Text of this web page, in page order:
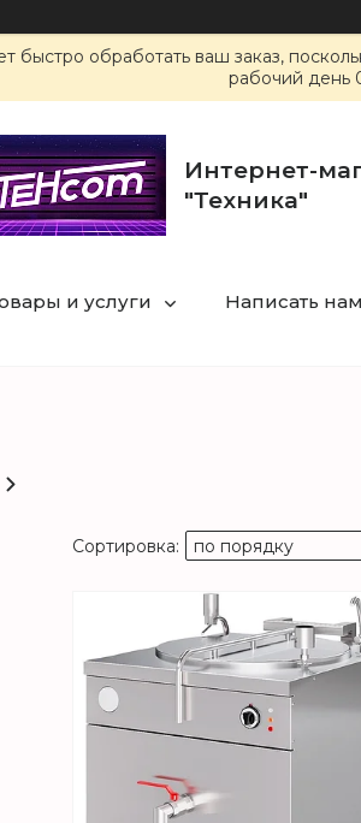
быстро обработать ваш заказ,
рабочий день
Интернет-
"Техника"
и услуги Написать